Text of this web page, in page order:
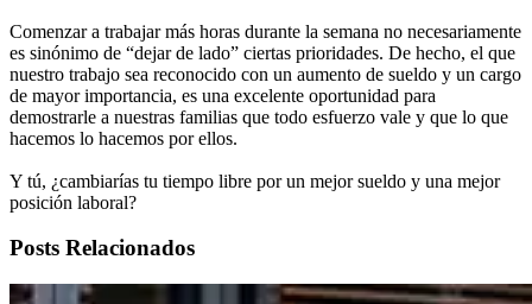
Comenzar a trabajar más horas durante la semana no necesariamente
es sinónimo de “dejar de lado” ciertas prioridades. De hecho, el que
nuestro trabajo sea reconocido con un aumento de sueldo y un cargo
de mayor importancia, es una excelente oportunidad para
demostrarle a nuestras familias que todo esfuerzo vale y que lo que
hacemos lo hacemos por ellos.
Y tú, ¿cambiarías tu tiempo libre por un mejor sueldo y una mejor
posición laboral?
Posts Relacionados